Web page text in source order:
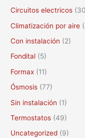
Circuitos electricos
Climatización por aire
Con instalación (2)
Fondital (5)
Formax (11)
Ósmosis (77)
Sin instalación (1)
Termostatos (49)
Uncategorized (9)